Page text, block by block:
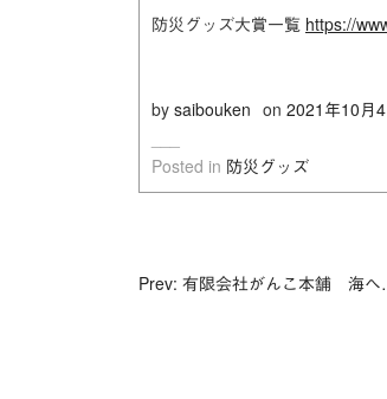
防災グッズ大賞一覧 https://
by saibouken on 2021年10月
Posted in 防災グッズ
投
Prev: 有限会社がんこ本舗 海